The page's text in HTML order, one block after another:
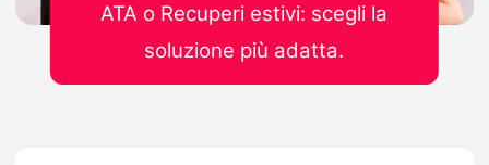
ATA o Recuperi estivi: scegli la
soluzione più adatta.